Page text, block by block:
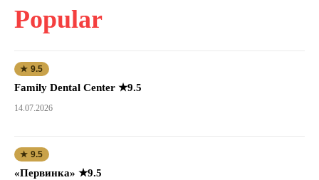
Popular
★ 9.5
Family Dental Center ★9.5
14.07.2026
★ 9.5
«Первинка» ★9.5